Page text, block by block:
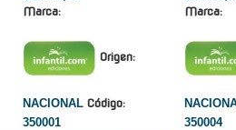
Marca:
Origen:
NACIONAL Código:
350001
Marca:
350004